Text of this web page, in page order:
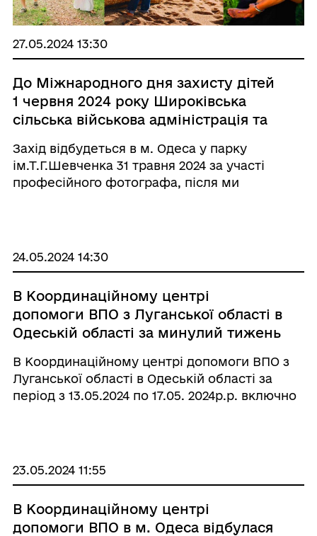
27.05.2024 13:30
До Міжнародного дня захисту дітей
1 червня 2024 року Широківська
сільська військова адміністрація та
ВПО з Луганщини у м.Одеса
запрошує Вас на сімейну фотосесію
Захід відбудеться в м. Одеса у парку
ім.Т.Г.Шевченка 31 травня 2024 за участі
професійного фотографа, після ми
24.05.2024 14:30
В Координаційному центрі
допомоги ВПО з Луганської області в
Одеській області за минулий тижень
В Координаційному центрі допомоги ВПО з
Луганської області в Одеській області за
період з 13.05.2024 по 17.05. 2024р.р. включно
23.05.2024 11:55
В Координаційному центрі
допомоги ВПО в м. Одеса відбулася